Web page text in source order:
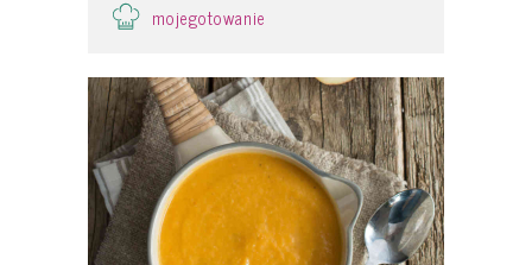
mojegotowanie